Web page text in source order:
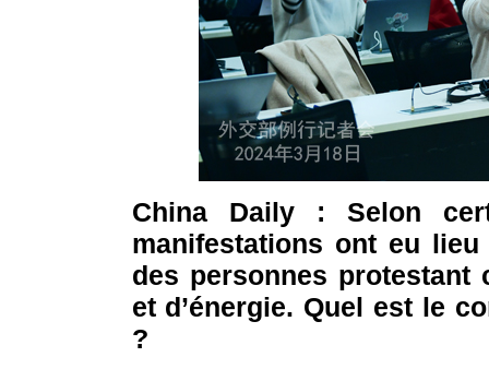
China Daily : Selon
manifestations ont eu
des personnes
et d’énergie. Quel est le
?